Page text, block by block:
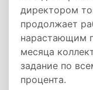
директором
продолжает
нарастающим
месяца
задание по
процента.